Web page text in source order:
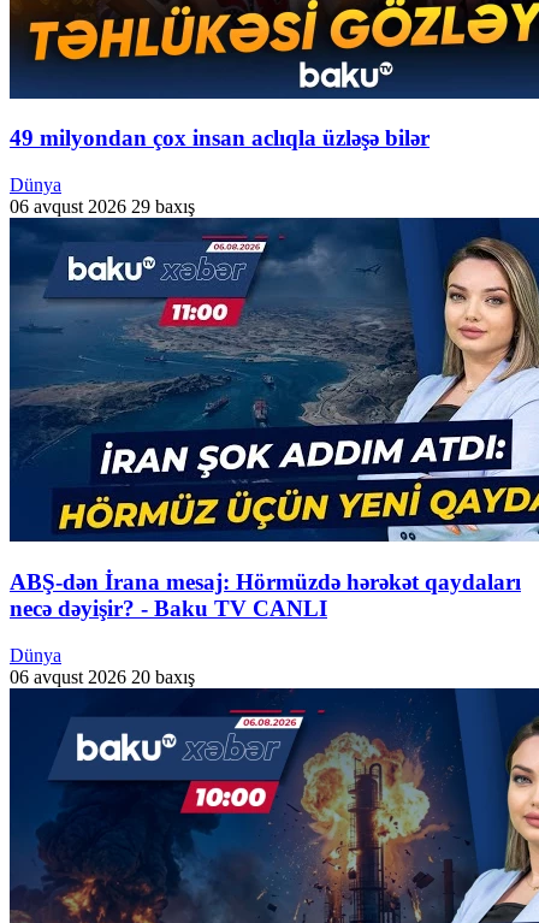
49 milyondan çox insan aclıqla üzləşə bilər
Dünya
06 avqust 2026 29 baxış
ABŞ-dən İrana mesaj: Hörmüzdə hərəkət qaydaları
necə dəyişir? - Baku TV CANLI
Dünya
06 avqust 2026 20 baxış